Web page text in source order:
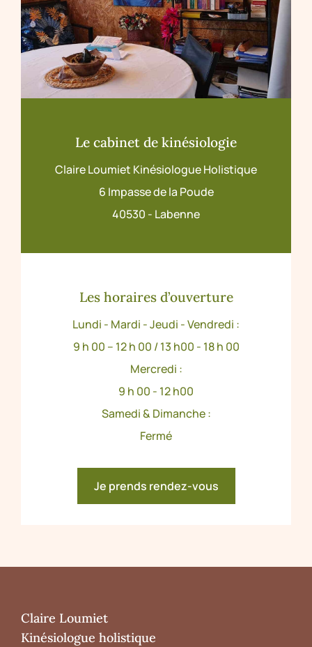
Le cabinet de kinésiologie
Claire Loumiet Kinésiologue Holistique
6 Impasse de la Poude
40530 - Labenne
Les horaires d’ouverture
Lundi - Mardi - Jeudi - Vendredi :
9 h 00 – 12 h 00 / 13 h00 - 18 h 00
Mercredi :
9 h 00 - 12 h00
Samedi & Dimanche :
Fermé
Je prends rendez-vous
Claire Loumiet
Kinésiologue holistique